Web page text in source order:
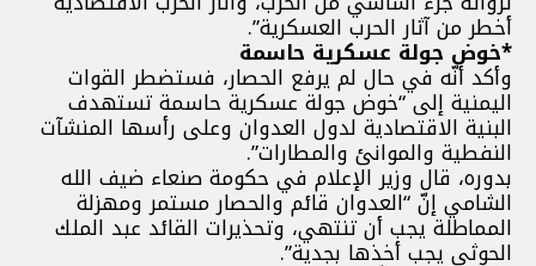
أخطر من آثار الحرب العسكرية”.
*خوض جولة عسكرية حاسمة
وأكد أنّه في حال لم يرفع الحصار، فستضطر القوات
اليمنية إلى “خوض جولة عسكرية حاسمة تستهدف
البنية الاقتصادية لدول العدوان وعلى رأسها المنشآت
النفطية والموانئ والمطارات”.
بدوره، قال وزير الإعلام في حكومة صنعاء ضيف الله
الشامي إنّ “العدوان قائم والحصار مستمر ومهزلة
المماطلة يجب أن تنتهي، وتحذيرات القائد عبد الملك
الحوثي يجب أخذها بجدية”.